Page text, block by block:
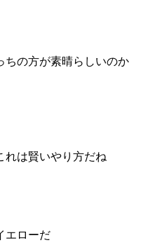
ちの方が素晴らしいのか
れは賢いやり方だね
エローだ